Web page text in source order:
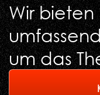
Wir bieten
um das